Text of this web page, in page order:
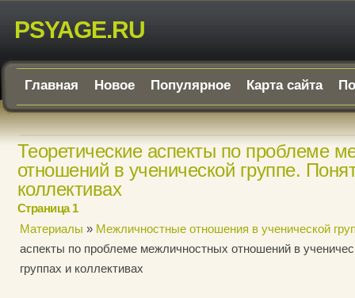
PSYAGE.RU
Главная Новое Популярное Карта сайта
Теоретические аспекты по проблеме
отношений в ученической группе.
коллективах
Страница 1
Материалы » Межличностные отношения в ученической
аспекты по проблеме межличностных отношений в
группах и коллективах